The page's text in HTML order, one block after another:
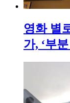
영화 별
가, ‘부